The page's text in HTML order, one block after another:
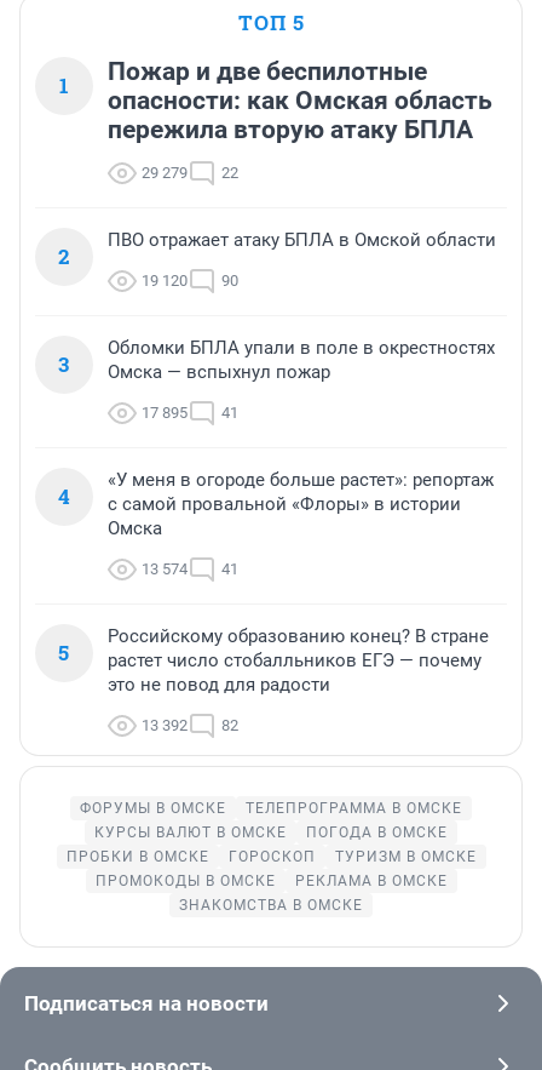
ТОП 5
1
Пожар и две беспилотные
опасности: как Омская область
пережила вторую атаку БПЛА
29 279 22
2
ПВО отражает атаку БПЛА в Омской области
19 120 90
3
Обломки БПЛА упали в поле в окрестностях
Омска — вспыхнул пожар
17 895 41
4
«У меня в огороде больше растет»: репортаж
с самой провальной «Флоры» в истории
Омска
13 574 41
5
Российскому образованию конец? В стране
растет число стобалльников ЕГЭ — почему
это не повод для радости
13 392 82
ФОРУМЫ В ОМСКЕ
ТЕЛЕПРОГРАММА В ОМСКЕ
КУРСЫ ВАЛЮТ В ОМСКЕ
ПОГОДА В ОМСКЕ
ПРОБКИ В ОМСКЕ
ГОРОСКОП
ТУРИЗМ В ОМСКЕ
ПРОМОКОДЫ В ОМСКЕ
РЕКЛАМА В ОМСКЕ
ЗНАКОМСТВА В ОМСКЕ
Подписаться на новости